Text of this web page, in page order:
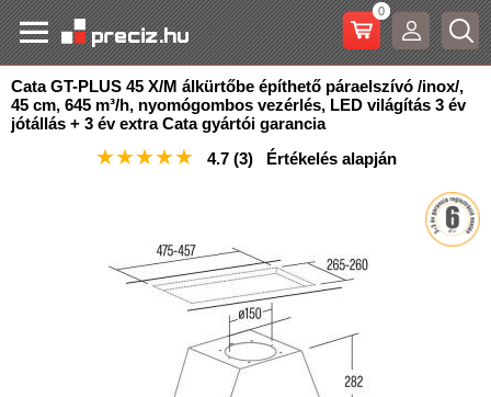
0
Cata GT-PLUS 45 X/M álkürtőbe építhető páraelszívó /inox/,
45 cm, 645 m³/h, nyomógombos vezérlés, LED világítás 3 év
jótállás + 3 év extra Cata gyártói garancia
★★★★★ 4.7 (3)Értékelés alapján